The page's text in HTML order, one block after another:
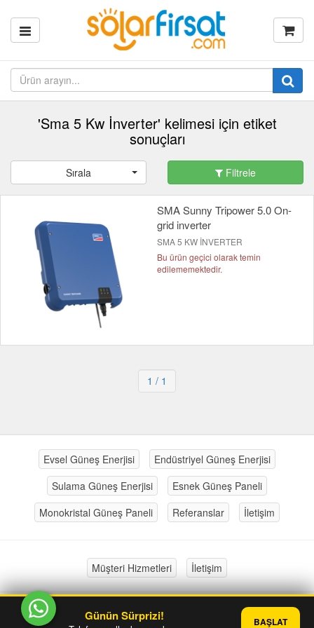
'Sma 5 Kw İnverter' kelimesi için etiket
sonuçları
Sırala Filtrele
SMA Sunny Tripower 5.0 On-
grid inverter
SMA 5 KW İNVERTER
Bu ürün geçici olarak temin
edilememektedir.
1 / 1
Evsel Güneş Enerjisi
Endüstriyel Güneş Enerjisi
Sulama Güneş Enerjisi
Esnek Güneş Paneli
Monokristal Güneş Paneli
Referanslar İletişim
Müşteri Hizmetleri İletişim
PlatinMarket®E-Ticaret Sistemi
Günün Sürprizi! BAŞLAT